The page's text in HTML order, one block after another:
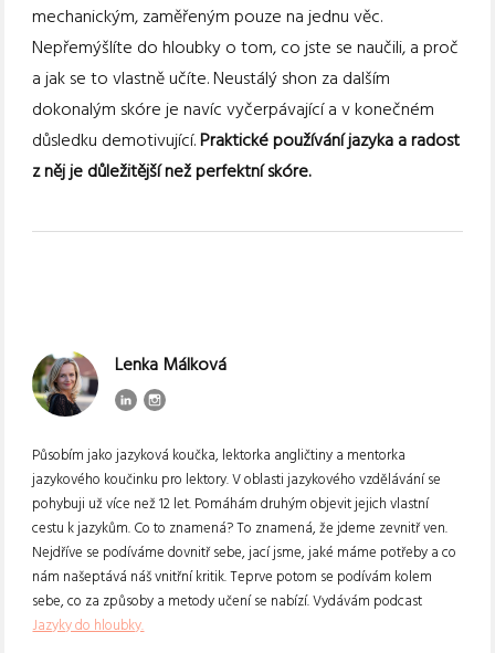
mechanickým, zaměřeným pouze na jednu věc.
Nepřemýšlíte do hloubky o tom, co jste se naučili, a proč
a jak se to vlastně učíte. Neustálý shon za dalším
dokonalým skóre je navíc vyčerpávající a v konečném
důsledku demotivující.Praktické používání jazyka a radost
z něj je důležitější než perfektní skóre.
Lenka Málková
Působím jako jazyková koučka, lektorka angličtiny a mentorka
jazykového koučinku pro lektory. V oblasti jazykového vzdělávání se
pohybuji už více než 12 let. Pomáhám druhým objevit jejich vlastní
cestu k jazykům. Co to znamená? To znamená, že jdeme zevnitř ven.
Nejdříve se podíváme dovnitř sebe, jací jsme, jaké máme potřeby a co
nám našeptává náš vnitřní kritik. Teprve potom se podívám kolem
sebe, co za způsoby a metody učení se nabízí. Vydávám podcast
Jazyky do hloubky.